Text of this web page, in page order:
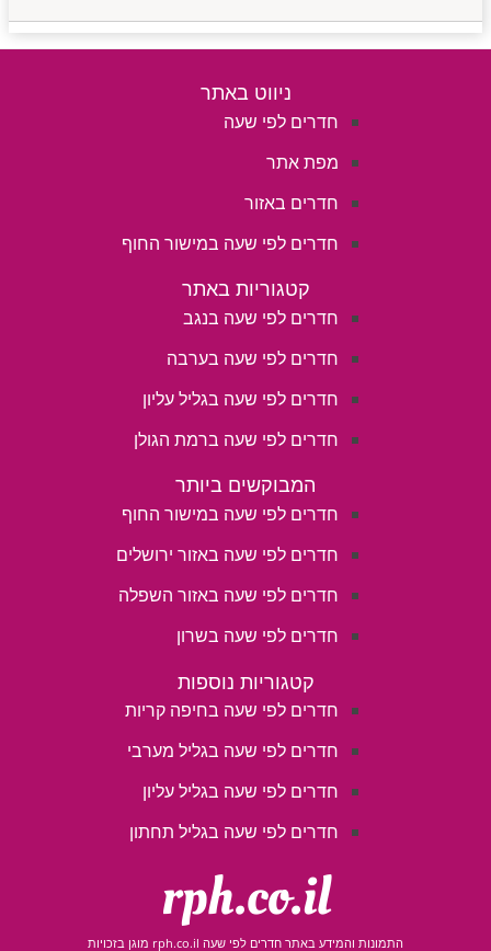
ניווט באתר
חדרים לפי שעה
מפת אתר
חדרים באזור
חדרים לפי שעה במישור החוף
קטגוריות באתר
חדרים לפי שעה בנגב
חדרים לפי שעה בערבה
חדרים לפי שעה בגליל עליון
חדרים לפי שעה ברמת הגולן
המבוקשים ביותר
חדרים לפי שעה במישור החוף
חדרים לפי שעה באזור ירושלים
חדרים לפי שעה באזור השפלה
חדרים לפי שעה בשרון
קטגוריות נוספות
חדרים לפי שעה בחיפה קריות
חדרים לפי שעה בגליל מערבי
חדרים לפי שעה בגליל עליון
חדרים לפי שעה בגליל תחתון
rph.co.il
התמונות והמידע באתר חדרים לפי שעה rph.co.il מוגן בזכויות